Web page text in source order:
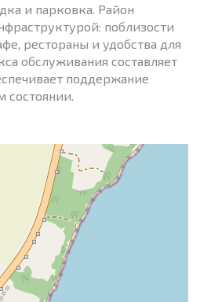
и парковка. Район
поблизости
рестораны и удобства для
обслуживания составляет
поддержание
состоянии.